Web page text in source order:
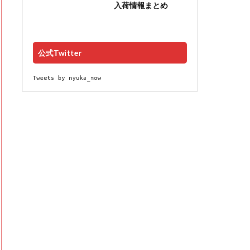
入荷情報まとめ
公式Twitter
Tweets by nyuka_now